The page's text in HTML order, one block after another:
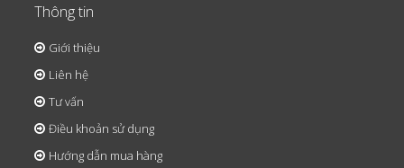
Thông tin
Giới thiệu
Liên hệ
Tư vấn
Điều khoản sử dụng
Hướng dẫn mua hàng